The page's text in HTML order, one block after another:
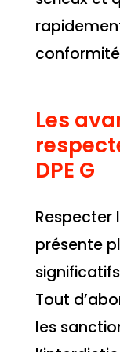
conformité
Les
DPE G
Respecter
présente
Tout
les